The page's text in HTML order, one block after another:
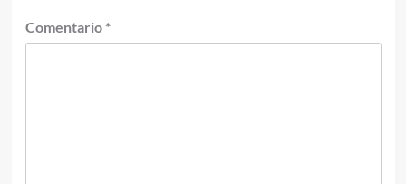
Comentario *